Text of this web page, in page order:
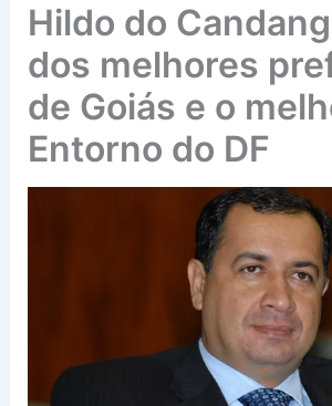
Hildo do
dos melhores
de Goiás e o
Entorno do DF